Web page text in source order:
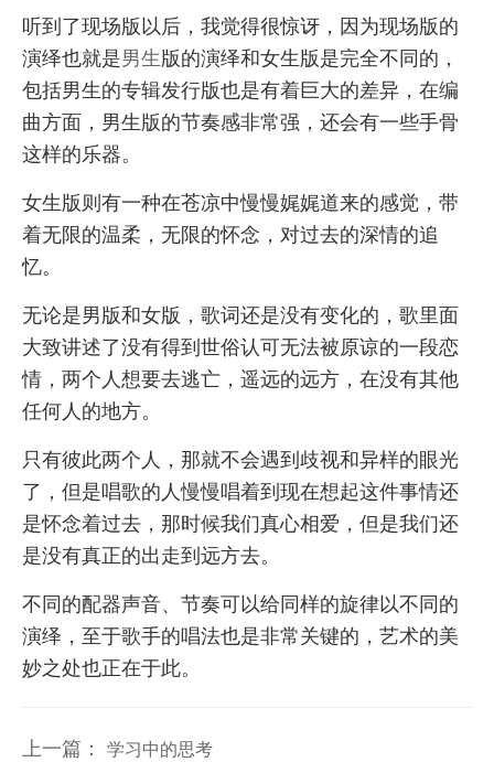
听到了现场版以后，我觉得很惊讶，因为现场版的
演绎也就是男生版的演绎和女生版是完全不同的，
包括男生的专辑发行版也是有着巨大的差异，在编
曲方面，男生版的节奏感非常强，还会有一些手骨
这样的乐器。
女生版则有一种在苍凉中慢慢娓娓道来的感觉，带
着无限的温柔，无限的怀念，对过去的深情的追
忆。
无论是男版和女版，歌词还是没有变化的，歌里面
大致讲述了没有得到世俗认可无法被原谅的一段恋
情，两个人想要去逃亡，遥远的远方，在没有其他
任何人的地方。
只有彼此两个人，那就不会遇到歧视和异样的眼光
了，但是唱歌的人慢慢唱着到现在想起这件事情还
是怀念着过去，那时候我们真心相爱，但是我们还
是没有真正的出走到远方去。
不同的配器声音、节奏可以给同样的旋律以不同的
演绎，至于歌手的唱法也是非常关键的，艺术的美
妙之处也正在于此。
上一篇： 学习中的思考